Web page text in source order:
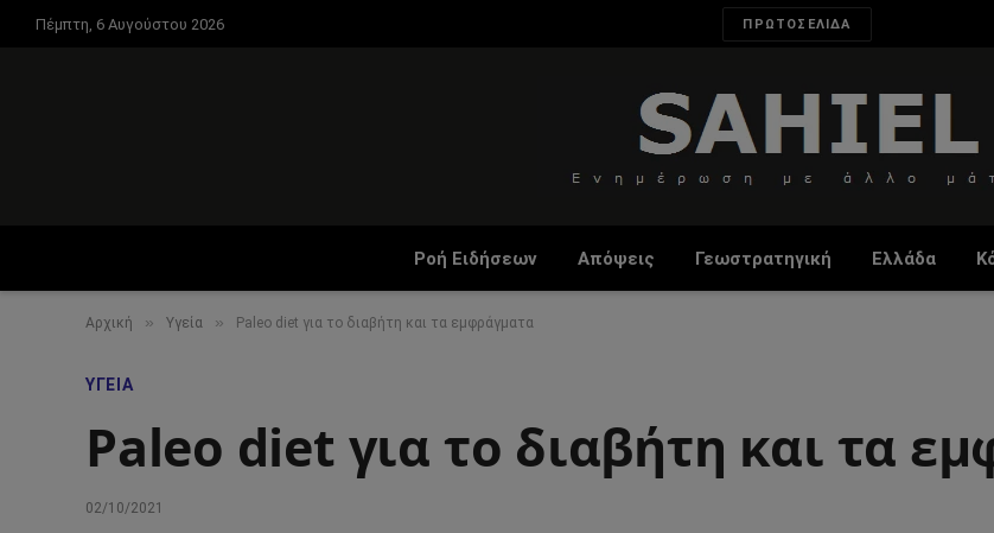
Πέμπτη, 6 Αυγούστου 2026 ΠΡΩΤΟΣΕΛΙΔΑ
Ροή Ειδήσεων Απόψεις Γεωστρατηγική Ελλάδα
Αρχική » Υγεία » Paleo diet για το διαβήτη και τα εμφράγματα
ΥΓΕΊΑ
Paleo diet για το διαβήτη και τα
02/10/2021